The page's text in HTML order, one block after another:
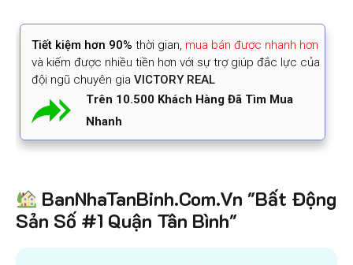
Tiết kiệm hơn 90% thời gian, mua bán được nhanh hơn
và kiếm được nhiều tiền hơn với sự trợ giúp đắc lực của
đội ngũ chuyên gia VICTORY REAL
Trên 10.500 Khách Hàng Đã Tìm Mua
Nhanh
BanNhaTanBinh.Com.Vn "Bất Động
Sản Số #1 Quận Tân Bình"